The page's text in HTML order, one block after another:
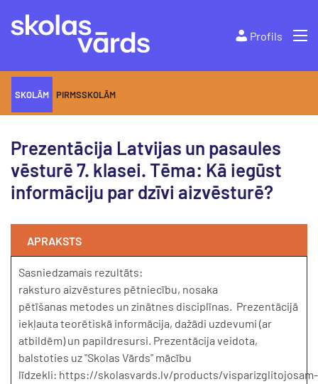
Profils
SKOLĀM PIRMSSKOLĀM
Prezentācija Latvijas un pasaules
vēsturē 7. klasei. Tēma: Kā iegūst
informāciju par dzīvi aizvēsturē?
APRAKSTS
Sasniedzamais rezultāts:
raksturo aizvēstures pētniecību, nosaka
pētīšanas metodes un zinātnes disciplīnas. Prezentācijā
iekļauta teorētiskā informācija, dažādi uzdevumi (ar
atbildēm) un papildresursi. Prezentācija veidota,
balstoties uz "Skolas Vārds" mācību
līdzekli: https://skolasvards.lv/products/visparizglitojosam-